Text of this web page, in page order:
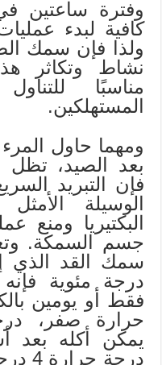
وفترة ساعتين
كافية لبدء
ولذا فإن سمك
نشاط وتكاثر
مناسبًا
المستهلكين.
ومهما حاول
بعد الصيد، تظل
فإن التبريد
الوسيلة
البكتيريا ومنع
جسم السمكة.
درجة مئوية
فقط أو يومين
حرارة صفر،
يمكن أكله بعد